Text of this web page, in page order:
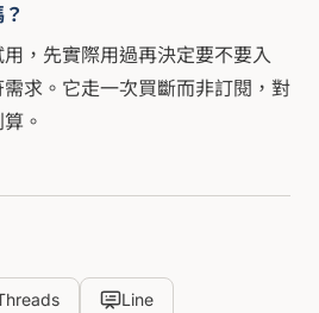
，先實際用過再決定要不要入
求。它走一次買斷而非訂閱，對
。
Line